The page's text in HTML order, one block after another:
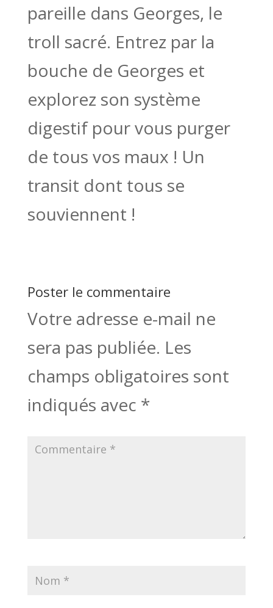
pareille dans Georges, le
troll sacré. Entrez par la
bouche de Georges et
explorez son système
digestif pour vous purger
de tous vos maux ! Un
transit dont tous se
souviennent !
Poster le commentaire
Votre adresse e-mail ne
sera pas publiée. Les
champs obligatoires sont
indiqués avec *